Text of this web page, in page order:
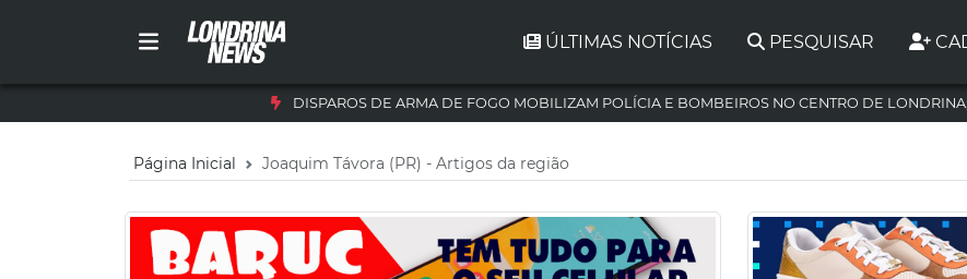
ÚLTIMAS NOTÍCIAS PESQUISAR
DISPAROS DE ARMA DE FOGO MOBILIZAM POLÍCIA E BOMBEIROS NO CENTRO DE
Página Inicial Joaquim Távora (PR) - Artigos da região